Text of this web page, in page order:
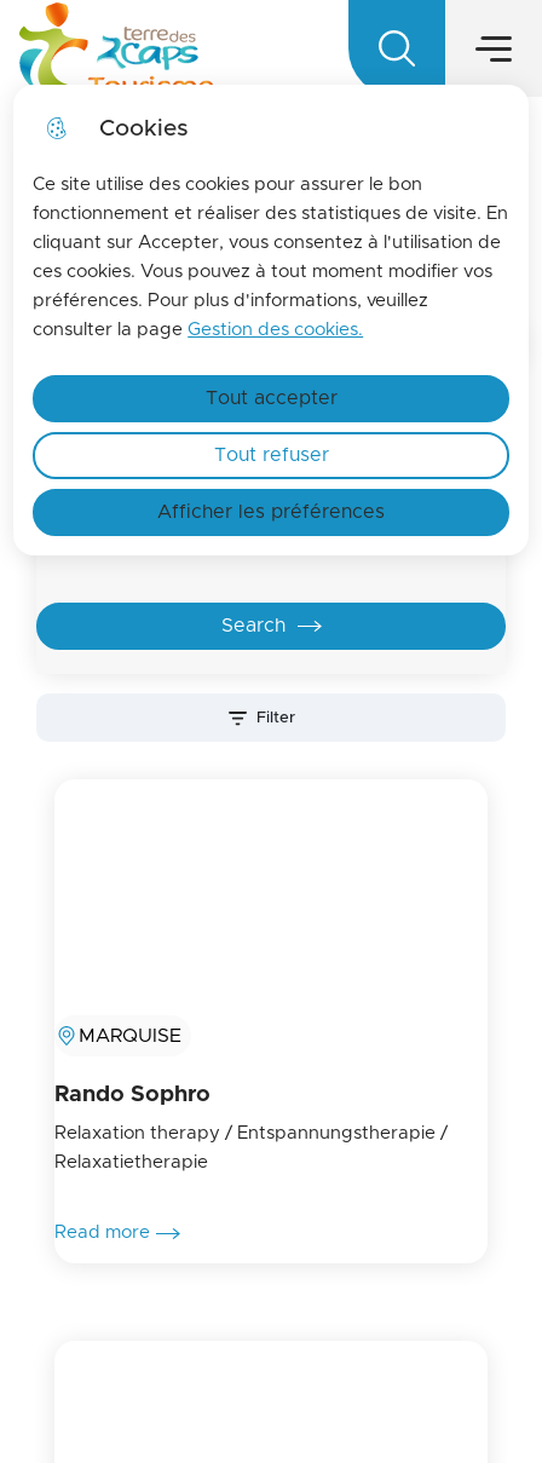
Cookies
Ce site utilise des cookies pour assurer le bon
fonctionnement et réaliser des statistiques de visite. En
cliquant sur Accepter, vous consentez à l'utilisation de
ces cookies. Vous pouvez à tout moment modifier vos
préférences. Pour plus d'informations, veuillez
consulter la pageGestion des cookies.
Afficher les préférences
Tout accepter
Tout refuser
Skip to
menu
Skip to
search
Skip to main
content
Skip to
site map
Pour vous tenir informés de l'actualités de La
terre des 2 caps, inscrivez-vous à la lettre
d'information de l'office de tourisme !
Terre des 2 caps Tourisme - Office
Menu
Wellness
Filter
MARQUISE
Rando Sophro
Relaxation therapy / Entspannungstherapie /
Relaxatietherapie
Read more